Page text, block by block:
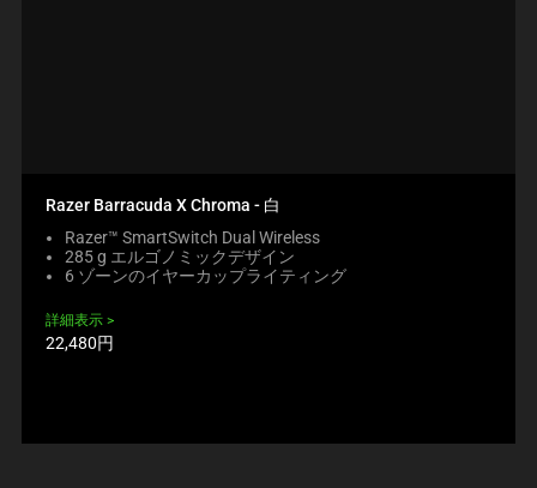
Razer Barracuda X Chroma - 白
Razer™ SmartSwitch Dual Wireless
285 g エルゴノミックデザイン
6 ゾーンのイヤーカップライティング
詳細表示
製
22,480円